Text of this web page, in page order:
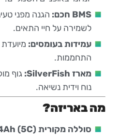
BMS חכם:
הגנה מפני
לשמירה על חיי התאים.
עמידות בעומסים:
התחממות.
מארז SilverFish:
גוף
נוח וידית נשיאה.
מה באריזה?
סוללה מקורית 48V 10.4Ah (5C)